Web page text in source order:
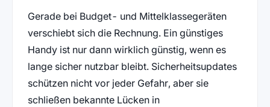
Gerade bei Budget- und Mittelklassegeräten
verschiebt sich die Rechnung. Ein günstiges
Handy ist nur dann wirklich günstig, wenn es
lange sicher nutzbar bleibt. Sicherheitsupdates
schützen nicht vor jeder Gefahr, aber sie
schließen bekannte Lücken in